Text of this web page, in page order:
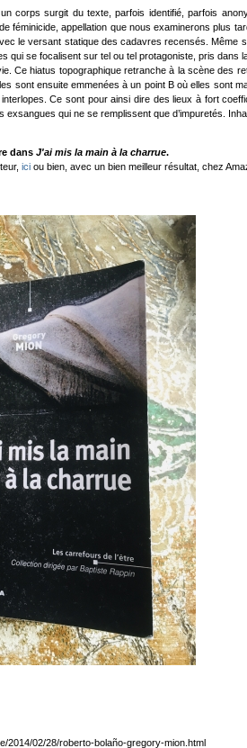
corps surgit du texte, parfois identifié, parfois
féminicide, appellation que nous examinerons plus
versant statique des cadavres recensés. Même
se focalisent sur tel ou tel protagoniste, pris dans
hiatus topographique retranche à la scène des
sont ensuite emmenées à un point B où elles
Ce sont pour ainsi dire des lieux à fort
qui ne se remplissent que d’impuretés.
dans J'ai mis la main à la charrue.
ici ou bien, avec un bien meilleur résultat, chez
2014/02/28/roberto-bolaño-gregory-mion.html